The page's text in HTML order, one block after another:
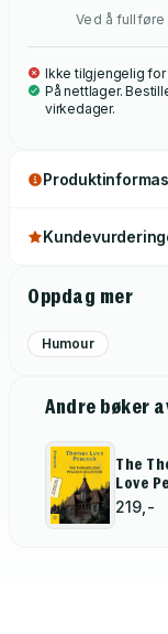
preface to a later
characters –
'morbid
good dinners'.
Ved å
Ikke tilgjengelig for
På nettlager.
virkedager.
Oppdag mer
Humour
Andre bøker
The
Love
219,-